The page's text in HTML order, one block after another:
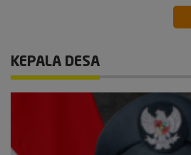
KEPALA DESA